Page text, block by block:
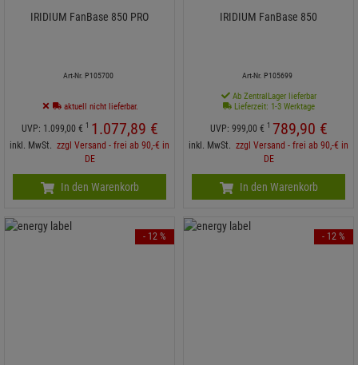
IRIDIUM FanBase 850 PRO
Art-Nr. P105700
aktuell nicht lieferbar.
UVP: 1.099,00 € 1 1.077,89 €
inkl. MwSt. zzgl Versand - frei ab 90,-€ in
DE
In den Warenkorb
IRIDIUM FanBase 850
Art-Nr. P105699
Ab ZentralLager lieferbar
Lieferzeit: 1-3 Werktage
UVP: 999,00 € 1 789,90 €
inkl. MwSt. zzgl Versand - frei ab 90,-€ in
DE
In den Warenkorb
- 12 % - 12 %